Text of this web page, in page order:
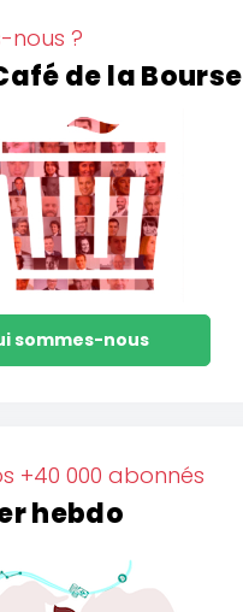
nous ?
de la Bourse
sommes-nous
+40 000 abonnés
hebdo